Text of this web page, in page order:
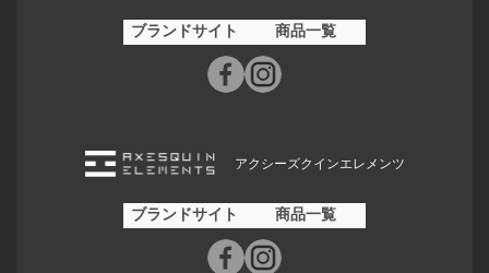
ブランドサイト 商品一覧
アクシーズクインエレメンツ
ブランドサイト 商品一覧